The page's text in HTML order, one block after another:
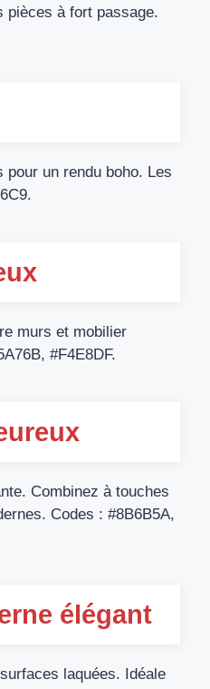
pièces à fort passage.
un rendu boho. Les
murs et mobilier
#F4E8DF.
Combinez à touches
Codes : #8B6B5A,
élégant
laquées. Idéale